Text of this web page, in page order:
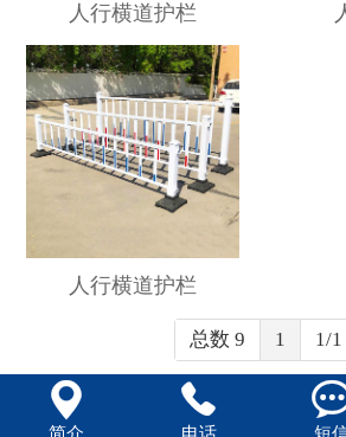
人行横道护栏
人行横道护栏
总数 9 1 1/1
 